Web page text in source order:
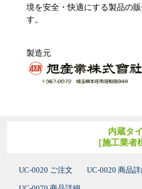
境を安全・快適にする製品の
す。
製造元
内蔵タ
［施工業者
UC-0020 ご注文 UC-0020 商品詳